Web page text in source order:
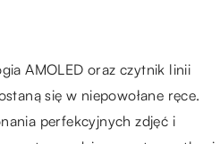
AMOLED oraz czytnik linii
się w niepowołane ręce.
perfekcyjnych zdjęć i